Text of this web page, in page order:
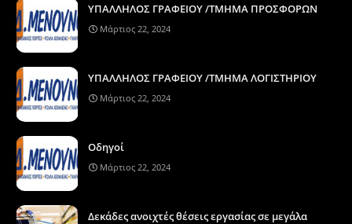
ΥΠΑΛΛΗΛΟΣ ΓΡΑΦΕΙΟΥ /ΤΜΗΜΑ ΠΡΟΣΦΟΡΩΝ
Μάρτιος 22, 2024
ΥΠΑΛΛΗΛΟΣ ΓΡΑΦΕΙΟΥ /ΤΜΗΜΑ ΛΟΓΙΣΤΗΡΙΟΥ
Μάρτιος 22, 2024
Οδηγοί
Μάρτιος 22, 2024
Δεκάδες ανοιχτές θέσεις εργασίας σε μεγάλα